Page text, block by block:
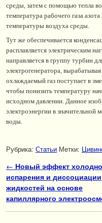
среды, затем с помощью тепла
температура рабочего газа
температуры воздуха среды.
Тут же обеспечивается
расплавляется электрическим
направляется в группу турбин
электрогенератора,
охлаждаемый газ поступает в
чтобы понизить температуру
исходном давлении. Данное
электроэнергии в значительной
воды.
Рубрика: Статьи Метки:
Навигация по записям
← Новый эффект
испарения и диссоциации
жидкостей на основе
капиллярного